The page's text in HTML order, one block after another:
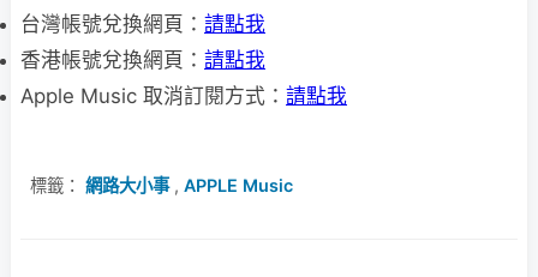
台灣帳號兌換網頁： 請點我
香港帳號兌換網頁： 請點我
Apple Music 取消訂閱方式： 請點我
標籤： 網路大小事, APPLE Music